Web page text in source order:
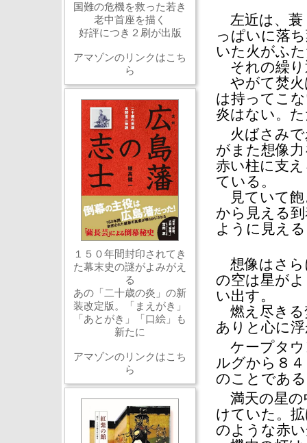
左近は、蓑
っぱいに落
いた火がふ
それの繰り
やがて焚火
は持ってこ
炎はない。
火ばさみで
がまた想像
赤い柱に支
ている。
見ていて飽
から見える
ように見え
想像はさら
の空は星が
い出す。
燃え尽きる
ありと心に
ケープタウ
ルグから８
のことであ
満天の星の
けていた。
のような赤
国難の危機を救った若き
老中首座を描く
好評につき２刷が出版
アマゾンのリンクはこち
ら
１５０年間封印されてき
た幕末史の謎がよみがえ
る
あの「二十歳の炎」の新
装改定版。「まえがき」
「あとがき」「口絵」も
新たに
アマゾンのリンクはこち
ら